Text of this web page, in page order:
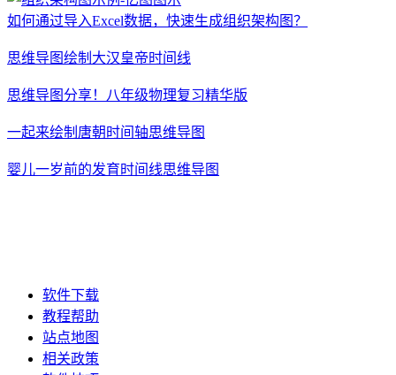
如何通过导入Excel数据，快速生成组织架构图？
思维导图绘制大汉皇帝时间线
思维导图分享！八年级物理复习精华版
一起来绘制唐朝时间轴思维导图
婴儿一岁前的发育时间线思维导图
软件下载
教程帮助
站点地图
相关政策